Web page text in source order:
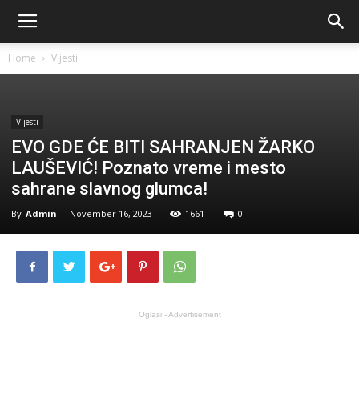
Home Vijesti
Vijesti
EVO GDE ĆE BITI SAHRANJEN ŽARKO
LAUŠEVIĆ! Poznato vreme i mesto
sahrane slavnog glumca!
By Admin - November 16, 2023 1661 0
Oglasi - Advertisement